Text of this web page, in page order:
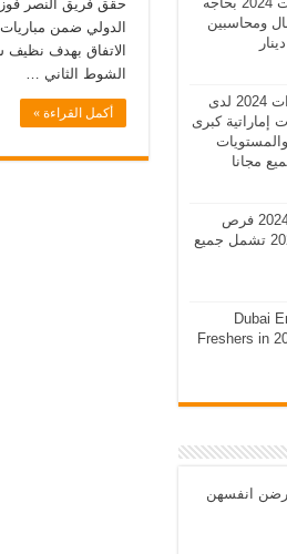
الدولي ضمن
الشوط الثاني …
أكمل القراءة »
ومحاسبين
وظائف في الامارات 2024 لدى
كبرى
مجانا
وظائف في قطر 2024 فرص
عمل في قطر 2024 تشمل جميع
Dubai
Freshers in
انفسهن